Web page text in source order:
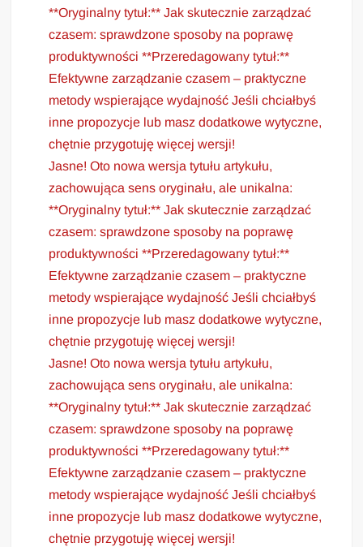
**Oryginalny tytuł:** Jak skutecznie zarządzać
czasem: sprawdzone sposoby na poprawę
produktywności **Przeredagowany tytuł:**
Efektywne zarządzanie czasem – praktyczne
metody wspierające wydajność Jeśli chciałbyś
inne propozycje lub masz dodatkowe wytyczne,
chętnie przygotuję więcej wersji!
Jasne! Oto nowa wersja tytułu artykułu,
zachowująca sens oryginału, ale unikalna:
**Oryginalny tytuł:** Jak skutecznie zarządzać
czasem: sprawdzone sposoby na poprawę
produktywności **Przeredagowany tytuł:**
Efektywne zarządzanie czasem – praktyczne
metody wspierające wydajność Jeśli chciałbyś
inne propozycje lub masz dodatkowe wytyczne,
chętnie przygotuję więcej wersji!
Jasne! Oto nowa wersja tytułu artykułu,
zachowująca sens oryginału, ale unikalna:
**Oryginalny tytuł:** Jak skutecznie zarządzać
czasem: sprawdzone sposoby na poprawę
produktywności **Przeredagowany tytuł:**
Efektywne zarządzanie czasem – praktyczne
metody wspierające wydajność Jeśli chciałbyś
inne propozycje lub masz dodatkowe wytyczne,
chętnie przygotuję więcej wersji!